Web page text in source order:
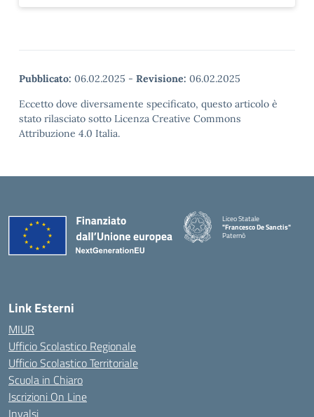
Pubblicato: 06.02.2025 - Revisione: 06.02.2025
Eccetto dove diversamente specificato, questo articolo è
stato rilasciato sotto Licenza Creative Commons
Attribuzione 4.0 Italia.
Liceo Statale
"Francesco De Sanctis"
Paternò
Link Esterni
MIUR
Ufficio Scolastico Regionale
Ufficio Scolastico Territoriale
Scuola in Chiaro
Iscrizioni On Line
Invalsi